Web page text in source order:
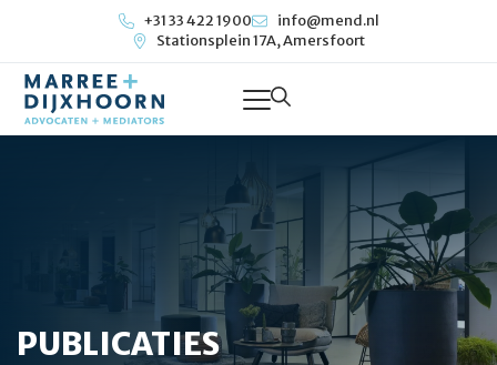
+31 33 422 1900
info@mend.nl
Stationsplein 17A, Amersfoort
PUBLICATIES